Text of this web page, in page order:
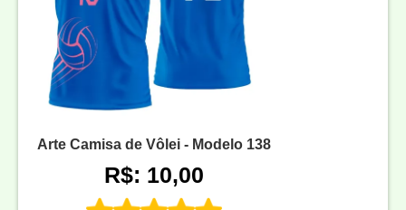
Arte Camisa de Vôlei - Modelo 138
R$: 10,00